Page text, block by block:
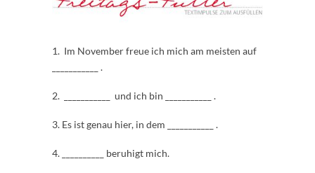
1. Im November freue ich mich am meisten auf
___________ .
2. ___________ und ich bin ___________ .
3. Es ist genau hier, in dem ___________ .
4. __________ beruhigt mich.